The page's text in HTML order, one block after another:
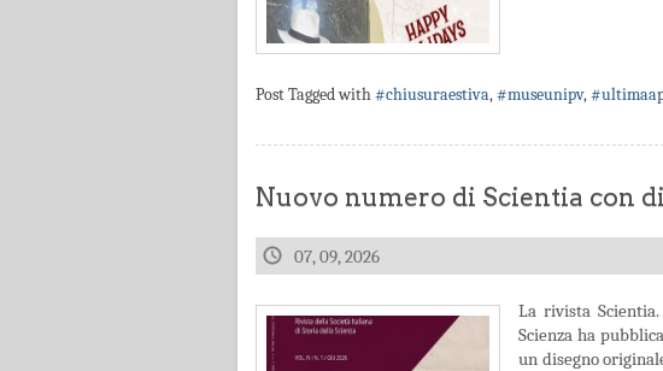
Post Tagged with#chiusuraestiva,#museunipv,
Nuovo numero di Scientia con
07, 09, 2026
La rivista
Scienza ha
un disegno